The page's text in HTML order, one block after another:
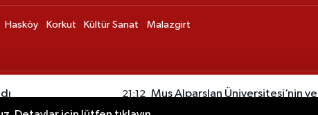
Hasköy Korkut Kültür Sanat
Malazgirt
21:12 Muş Alparslan Üniversitesi’nin